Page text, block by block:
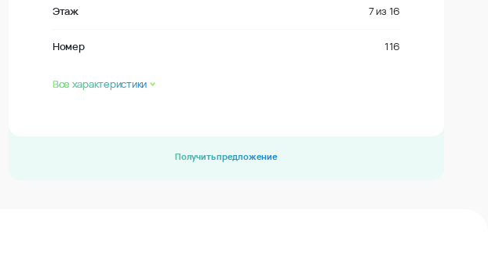
Этаж 7из 16
Номер 116
Все характеристики
Получить предложение